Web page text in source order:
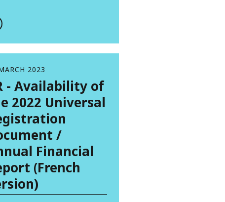
2023
- Availability of
2022 Universal
/
Financial
(French